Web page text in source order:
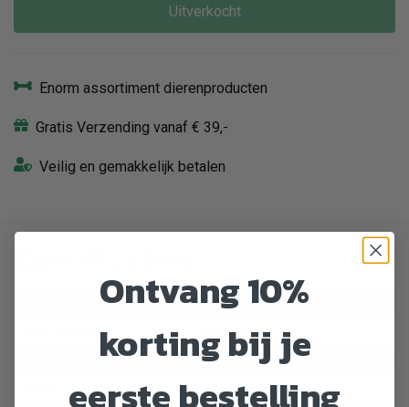
Uitverkocht
Enorm assortiment dierenproducten
Gratis Verzending vanaf € 39,-
Veilig en gemakkelijk betalen
Artikelnummer
460608
EAN nummer
8859387700742
Kat
Inaba
Ontvang 10%
korting bij je
eerste bestelling